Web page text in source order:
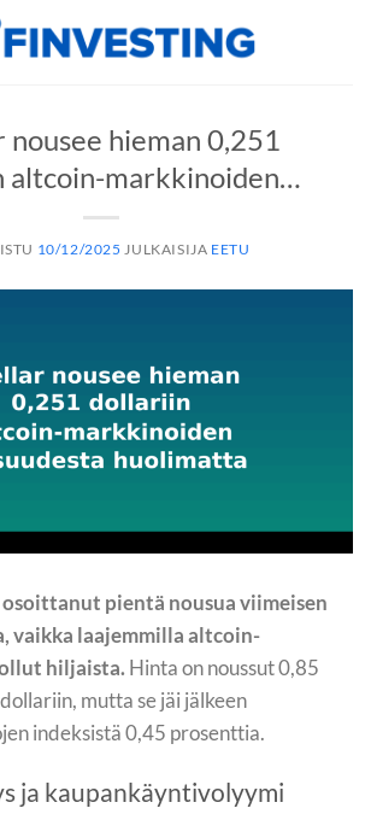
nousee hieman 0,251
altcoin-markkinoiden…
10/12/2025 JULKAISIJA EETU
pientä nousua viimeisen
vaikka laajemmilla altcoin-
hiljaista. Hinta on noussut 0,85
mutta se jäi jälkeen
indeksistä 0,45 prosenttia.
ja kaupankäyntivolyymi